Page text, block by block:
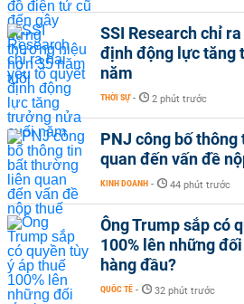
SSI Research chỉ
định động lực tăng
năm
THỜI SỰ - 2 phút trước
PNJ công bố
quan đến vấn đề
KINH DOANH - 44 phút trước
Ông Trump sắp có
100% lên những
hàng đầu?
QUỐC TẾ - 32 phút trước